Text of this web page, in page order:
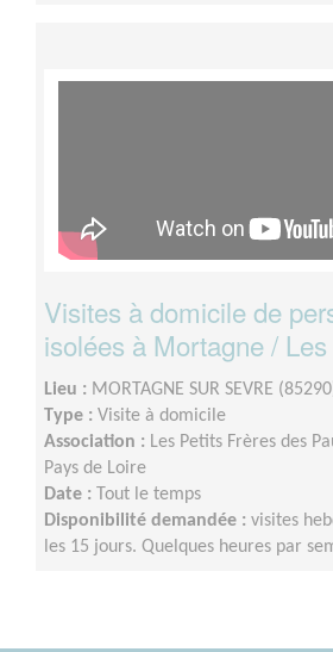
temps de supervision trimestriel et 1
Visites à domicile de
isolées à Mortagne /
Lieu : MORTAGNE SUR SEVRE
Type : Visite à domicile
Association : Les Petits Frères des
Pays de Loire
Date : Tout le temps
Disponibilité demandée : visites
les 15 jours. Quelques heures par